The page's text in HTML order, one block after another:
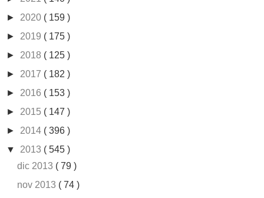
► 2020 ( 159 )
► 2019 ( 175 )
► 2018 ( 125 )
► 2017 ( 182 )
► 2016 ( 153 )
► 2015 ( 147 )
► 2014 ( 396 )
▼ 2013 ( 545 )
dic 2013 ( 79 )
nov 2013 ( 74 )